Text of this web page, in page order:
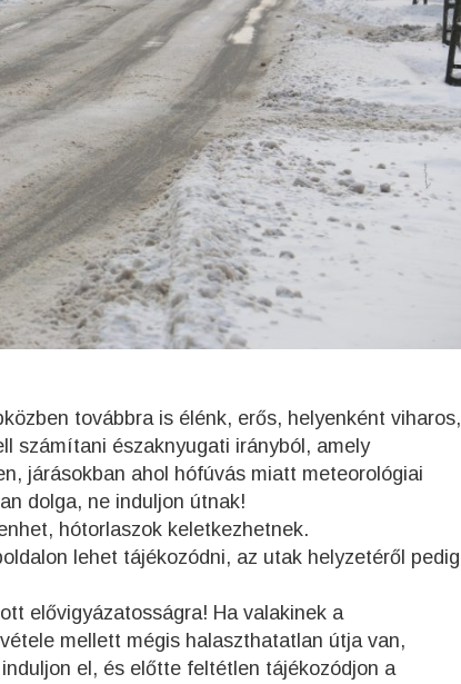
továbbra is élénk, erős, helyenként viharos,
számítani északnyugati irányból, amely
járásokban ahol hófúvás miatt meteorológiai
dolga, ne induljon útnak!
hótorlaszok keletkezhetnek.
lehet tájékozódni, az utak helyzetéről pedig
elővigyázatosságra! Ha valakinek a
mellett mégis halaszthatatlan útja van,
el, és előtte feltétlen tájékozódjon a